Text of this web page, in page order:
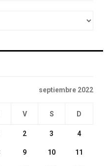
septiembre 2022
V S D
2 3 4
9 10 11